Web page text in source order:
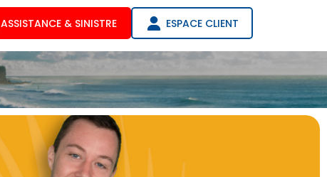
ASSISTANCE & SINISTRE ESPACE CLIENT